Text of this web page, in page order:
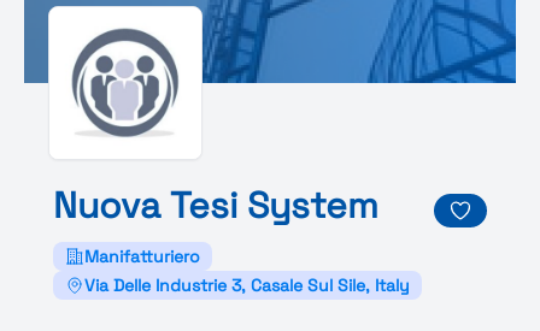
NuovaTesi System
Manifatturiero
Via Delle Industrie 3, Casale Sul Sile, Italy